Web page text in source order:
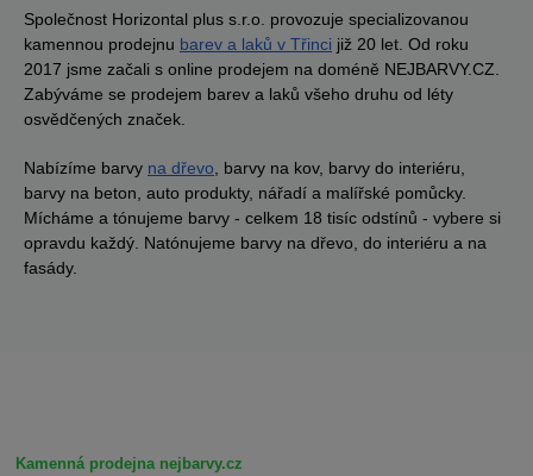
Společnost Horizontal plus s.r.o. provozuje specializovanou
kamennou prodejnu barev a laků v Třinci již 20 let. Od roku
2017 jsme začali s online prodejem na doméně NEJBARVY.CZ.
Zabýváme se prodejem barev a laků všeho druhu od léty
osvědčených značek.
Nabízíme barvy na dřevo , barvy na kov, barvy do interiéru,
barvy na beton, auto produkty, nářadí a malířské pomůcky.
Mícháme a tónujeme barvy - celkem 18 tisíc odstínů - vybere si
opravdu každý. Natónujeme barvy na dřevo, do interiéru a na
fasády.
Kamenná prodejna nejbarvy.cz